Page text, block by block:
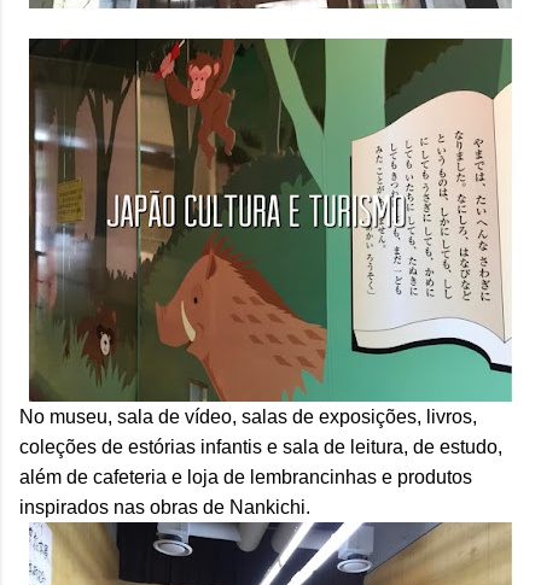
No museu, sala de vídeo, salas de exposições, livros,
coleções de estórias infantis e sala de leitura, de estudo,
além de cafeteria e loja de lembrancinhas e produtos
inspirados nas obras de Nankichi.